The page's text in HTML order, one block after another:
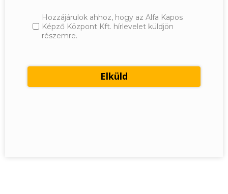
Hozzájárulok ahhoz, hogy az Alfa Kapos
Képző Központ Kft. hírlevelet küldjön
részemre.